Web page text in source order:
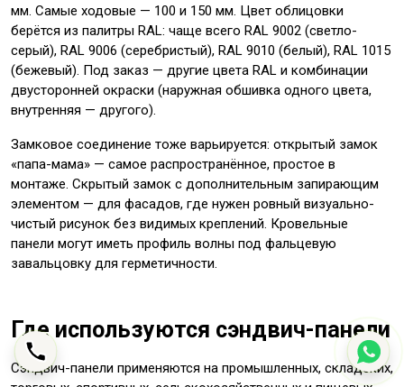
мм. Самые ходовые — 100 и 150 мм. Цвет облицовки
берётся из палитры RAL: чаще всего RAL 9002 (светло-
серый), RAL 9006 (серебристый), RAL 9010 (белый), RAL 1015
(бежевый). Под заказ — другие цвета RAL и комбинации
двусторонней окраски (наружная обшивка одного цвета,
внутренняя — другого).
Замковое соединение тоже варьируется: открытый замок
«папа-мама» — самое распространённое, простое в
монтаже. Скрытый замок с дополнительным запирающим
элементом — для фасадов, где нужен ровный визуально-
чистый рисунок без видимых креплений. Кровельные
панели могут иметь профиль волны под фальцевую
завальцовку для герметичности.
Где используются сэндвич-панели
Сэндвич-панели применяются на промышленных, складских,